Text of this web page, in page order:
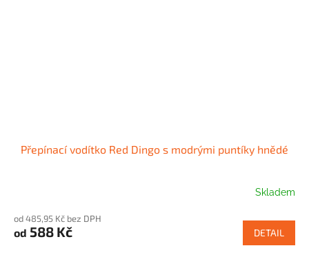
Přepínací vodítko Red Dingo s modrými puntíky hnědé
Skladem
od 485,95 Kč bez DPH
od 588 Kč DETAIL